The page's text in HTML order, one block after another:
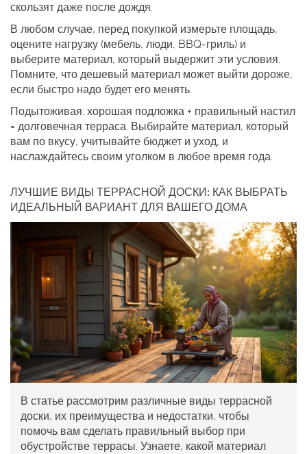
скользят даже после дождя.
В любом случае, перед покупкой измерьте площадь,
оцените нагрузку (мебель, люди, BBQ‑гриль) и
выберите материал, который выдержит эти условия.
Помните, что дешевый материал может выйти дороже,
если быстро надо будет его менять.
Подытоживая: хорошая подложка + правильный настил
= долговечная терраса. Выбирайте материал, который
вам по вкусу, учитывайте бюджет и уход, и
наслаждайтесь своим уголком в любое время года.
ЛУЧШИЕ ВИДЫ ТЕРРАСНОЙ ДОСКИ: КАК ВЫБРАТЬ
ИДЕАЛЬНЫЙ ВАРИАНТ ДЛЯ ВАШЕГО ДОМА
В статье рассмотрим различные виды террасной
доски, их преимущества и недостатки, чтобы
помочь вам сделать правильный выбор при
обустройстве террасы. Узнаете, какой материал